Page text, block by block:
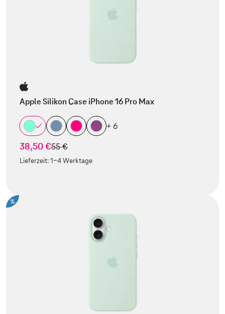
Apple Silikon Case iPhone 16 Pro Max
+ 6
38,50 €statt
55 €
Lieferzeit:1-4 Werktage
%